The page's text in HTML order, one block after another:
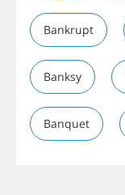
Bankrupt
Banksy
Banquet